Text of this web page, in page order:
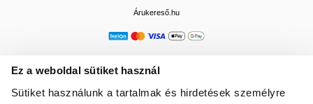
Ez a weboldal sütiket használ
Sütiket használunk a tartalmak és hirdetések személyre
Árukereső.hu